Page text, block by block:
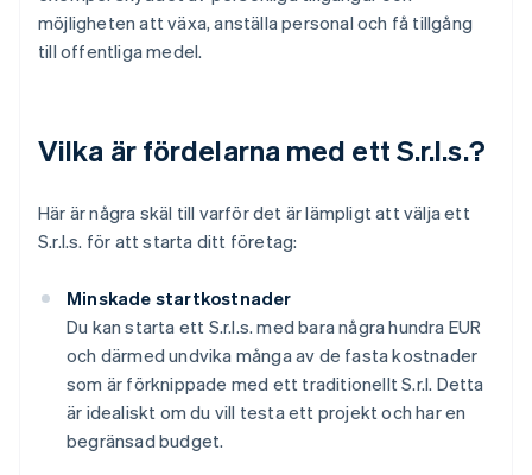
möjligheten att växa, anställa personal och få tillgång
till offentliga medel.
Vilka är fördelarna med ett S.r.l.s.?
Här är några skäl till varför det är lämpligt att välja ett
S.r.l.s. för att starta ditt företag:
Minskade startkostnader
Du kan starta ett S.r.l.s. med bara några hundra EUR
och därmed undvika många av de fasta kostnader
som är förknippade med ett traditionellt S.r.l. Detta
är idealiskt om du vill testa ett projekt och har en
begränsad budget.